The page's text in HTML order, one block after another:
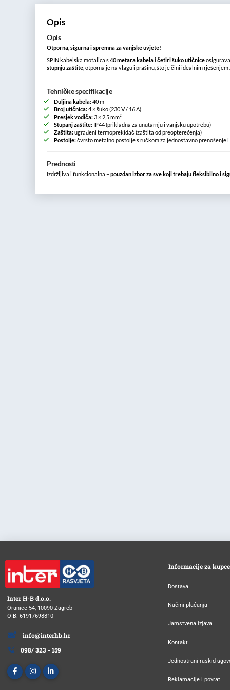
Opis
Opis
Otporna, sigurna i spremna za vanjske uvjete!
SPIN kabelska motalica s40 metara kabelaičetiri šuko utičnice
stupnju zaštite , otporna je na vlagu i prašinu, što je čini idealnim
Tehničke specifikacije
Duljina kabela:40 m
Broj utičnica:4 × šuko (230 V / 16 A)
Presjek vodiča:3 × 2,5 mm²
Stupanj zaštite: IP44 (prikladna za unutarnju i vanjsku upotrebu)
Zaštita:ugrađeni termoprekidač (zaštita od preopterećenja)
Postolje:čvrsto metalno postolje s ručkom za jednostavno prenošenje
Prednosti
Izdržljiva i funkcionalna –pouzdan izbor za sve koji trebaju fleksibilno i
Inter H-B d.o.o.
Oranice 54, 10090 Zagreb
OIB: 61917698810
info@interhb.hr
098/ 323 - 159
Informacije za kupce
Dostava
Načini plaćanja
Jamstvena izjava
Kontakt
Jednostrani raskid
Reklamacije i povrat